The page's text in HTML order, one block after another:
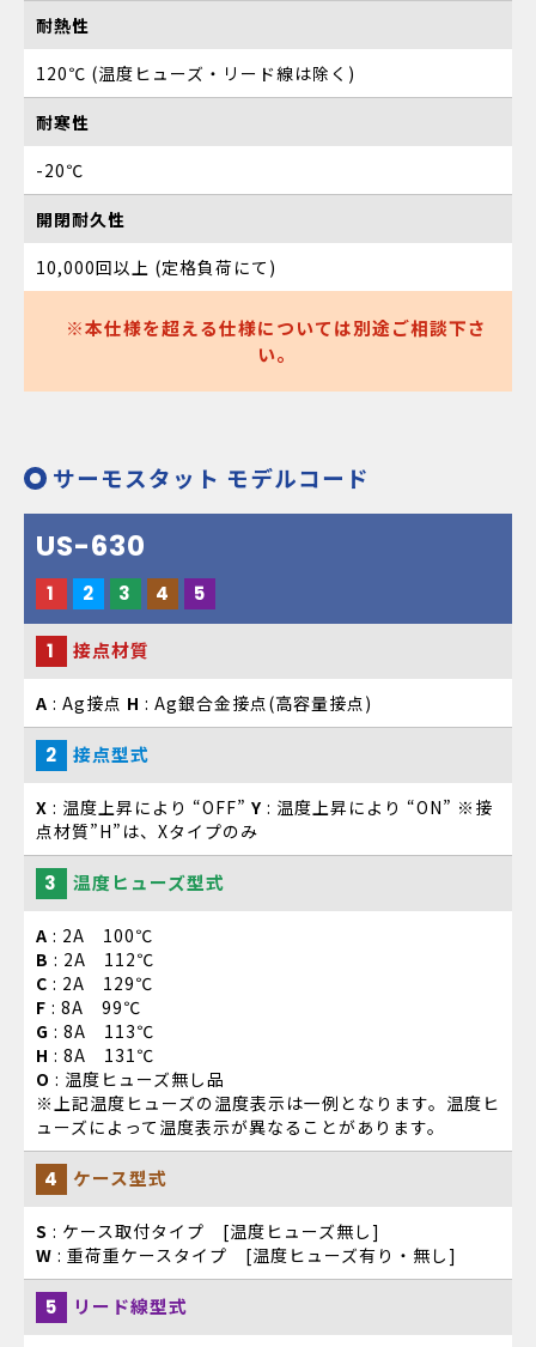
耐熱性
120℃ (温度ヒューズ・リード線は除く)
耐寒性
-20℃
開閉耐久性
10,000回以上 (定格負荷にて)
本仕様を超える仕様については別途ご相談下さ
い。
サーモスタット モデルコード
US-630
1 2 3 4 5
1 接点材質
A : Ag接点 H : Ag銀合金接点(高容量接点)
2 接点型式
X : 温度上昇により “OFF” Y : 温度上昇により “ON” ※接
点材質”H”は、Xタイプのみ
3 温度ヒューズ型式
A : 2A 100℃
B : 2A 112℃
C : 2A 129℃
F : 8A 99℃
G : 8A 113℃
H : 8A 131℃
O : 温度ヒューズ無し品
※上記温度ヒューズの温度表示は一例となります。温度ヒ
ューズによって温度表示が異なることがあります。
4 ケース型式
S : ケース取付タイプ [温度ヒューズ無し]
W : 重荷重ケースタイプ [温度ヒューズ有り・無し]
5 リード線型式